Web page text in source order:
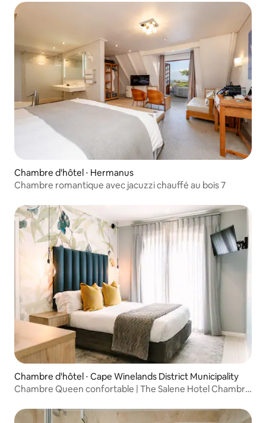
Chambre d'hôtel ⋅ Hermanus
Chambre romantique avec jacuzzi chauffé au bois 7
Chambre d'hôtel ⋅ Cape Winelands District Municipality
Chambre Queen confortable | The Salene Hotel Chambre